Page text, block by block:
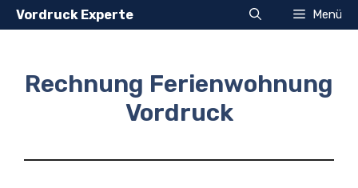
Zum
Inhalt
Vordruck Experte Menü
Rechnung Ferienwohnung
Vordruck